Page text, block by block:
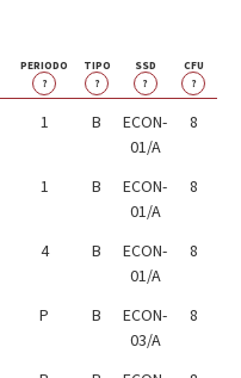
PERIODO
?
TIPO
?
SSD
?
CFU
?
1 B
ECON-
01/A
8
1 B
ECON-
01/A
8
4 B
ECON-
01/A
8
P B
ECON-
03/A
8